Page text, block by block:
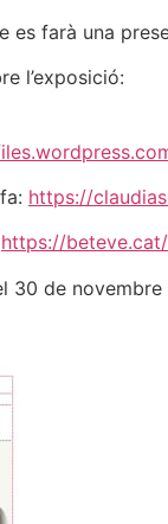
es farà una
l’exposició:
https://
https://
30 de